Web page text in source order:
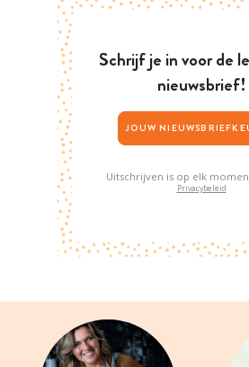
Schrijf je in voor de
nieuwsbrief!
Uitschrijven is op elk
Privacybeleid